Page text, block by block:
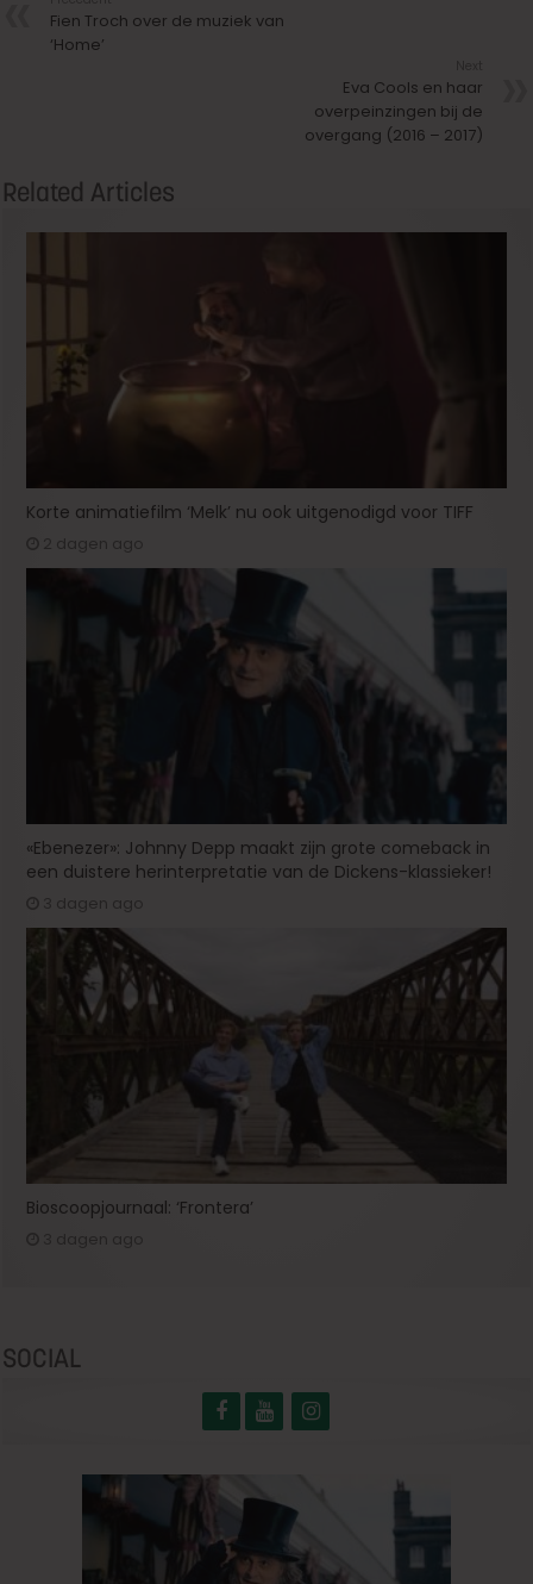
Fien Troch over de muziek van
‘Home’
Eva Cools en haar
overpeinzingen bij de
overgang (2016 – 2017)
Related Articles
Korte animatiefilm ‘Melk’ nu ook uitgenodigd voor TIFF
2 dagen ago
«Ebenezer»: Johnny Depp maakt zijn grote comeback in
een duistere herinterpretatie van de Dickens-klassieker!
3 dagen ago
Bioscoopjournaal: ‘Frontera’
SOCIAL